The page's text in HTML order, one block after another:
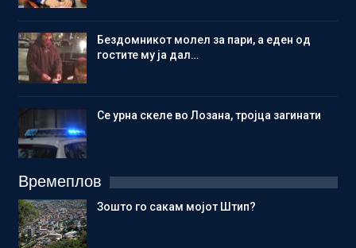
Бездомникот молел за пари, а еден од
гостите му ја дал…
Се урна скеле во Лозана, тројца загинати
Времеплов
Зошто го сакам мојот Штип?